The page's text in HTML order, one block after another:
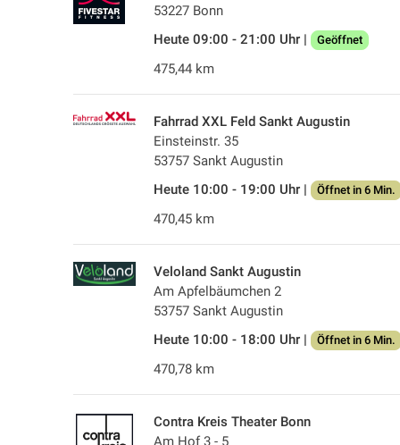
53227 Bonn
Heute 09:00 - 21:00 Uhr |
Geöffnet
475,44 km
Fahrrad XXL Feld Sankt Augustin
Einsteinstr. 35
53757 Sankt Augustin
Heute 10:00 - 19:00 Uhr |
Öffnet in 6 Min.
470,45 km
Veloland Sankt Augustin
Am Apfelbäumchen 2
53757 Sankt Augustin
Heute 10:00 - 18:00 Uhr |
Öffnet in 6 Min.
470,78 km
Contra Kreis Theater Bonn
Am Hof 3 - 5